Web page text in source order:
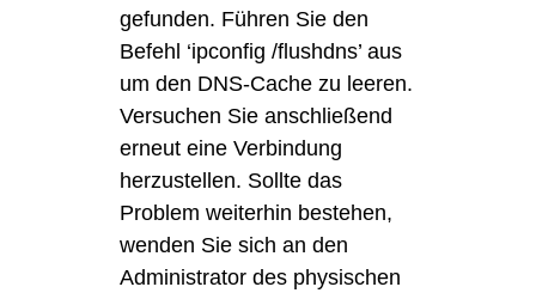
gefunden. Führen Sie den
Befehl ‘ipconfig /flushdns’ aus
um den DNS-Cache zu leeren.
Versuchen Sie anschließend
erneut eine Verbindung
herzustellen. Sollte das
Problem weiterhin bestehen,
wenden Sie sich an den
Administrator des physischen